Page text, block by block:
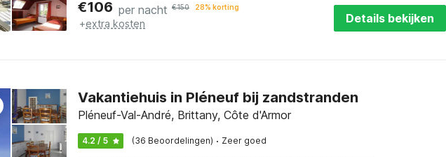
€106 per nacht €150 28% korting
+extra kosten Details bekijken
Vakantiehuis in Pléneuf bij zandstranden
Pléneuf-Val-André, Brittany, Côte d'Armor
4.2 / 5 (36 Beoordelingen) · Zeer goed